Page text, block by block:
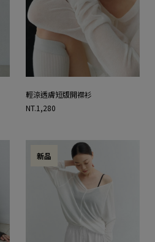
輕涼透膚短版開襟衫
NT.1,280
新品